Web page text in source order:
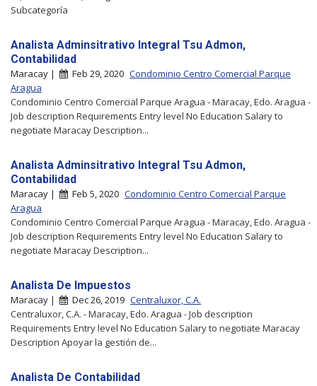
Subcategoría
Analista Adminsitrativo Integral Tsu Admon,
Contabilidad
Maracay | Feb 29, 2020 Condominio Centro Comercial Parque
Aragua
Condominio Centro Comercial Parque Aragua - Maracay, Edo. Aragua -
Job description Requirements Entry level No Education Salary to
negotiate Maracay Description...
Analista Adminsitrativo Integral Tsu Admon,
Contabilidad
Maracay | Feb 5, 2020 Condominio Centro Comercial Parque
Aragua
Condominio Centro Comercial Parque Aragua - Maracay, Edo. Aragua -
Job description Requirements Entry level No Education Salary to
negotiate Maracay Description...
Analista De Impuestos
Maracay | Dec 26, 2019 Centraluxor, C.A.
Centraluxor, C.A. - Maracay, Edo. Aragua - Job description
Requirements Entry level No Education Salary to negotiate Maracay
Description Apoyar la gestión de...
Analista De Contabilidad